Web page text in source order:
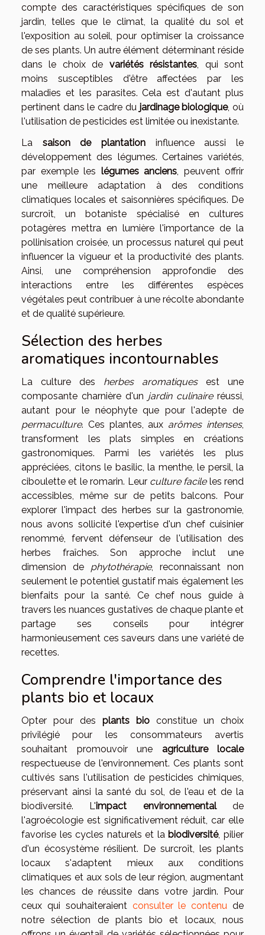
compte des caractéristiques spécifiques de son
jardin, telles que le climat, la qualité du sol et
l'exposition au soleil, pour optimiser la croissance
de ses plants. Un autre élément déterminant réside
dans le choix de variétés résistantes, qui sont
moins susceptibles d'être affectées par les
maladies et les parasites. Cela est d'autant plus
pertinent dans le cadre du jardinage biologique, où
l'utilisation de pesticides est limitée ou inexistante.
La saison de plantation influence aussi le
développement des légumes. Certaines variétés,
par exemple les légumes anciens, peuvent offrir
une meilleure adaptation à des conditions
climatiques locales et saisonnières spécifiques. De
surcroît, un botaniste spécialisé en cultures
potagères mettra en lumière l'importance de la
pollinisation croisée, un processus naturel qui peut
influencer la vigueur et la productivité des plants.
Ainsi, une compréhension approfondie des
interactions entre les différentes espèces
végétales peut contribuer à une récolte abondante
et de qualité supérieure.
Sélection des herbes
aromatiques incontournables
La culture des herbes aromatiquesest une
composante charnière d'un jardin culinaireréussi,
autant pour le néophyte que pour l'adepte de
permaculture. Ces plantes, aux arômes intenses,
transforment les plats simples en créations
gastronomiques. Parmi les variétés les plus
appréciées, citons le basilic, la menthe, le persil, la
ciboulette et le romarin. Leur culture facileles rend
accessibles, même sur de petits balcons. Pour
explorer l'impact des herbes sur la gastronomie,
nous avons sollicité l'expertise d'un chef cuisinier
renommé, fervent défenseur de l'utilisation des
herbes fraîches. Son approche inclut une
dimension de phytothérapie, reconnaissant non
seulement le potentiel gustatif mais également les
bienfaits pour la santé. Ce chef nous guide à
travers les nuances gustatives de chaque plante et
partage ses conseils pour intégrer
harmonieusement ces saveurs dans une variété de
recettes.
Comprendre l'importance des
plants bio et locaux
Opter pour des plants bio constitue un choix
privilégié pour les consommateurs avertis
souhaitant promouvoir une agriculture locale
respectueuse de l'environnement. Ces plants sont
cultivés sans l'utilisation de pesticides chimiques,
préservant ainsi la santé du sol, de l'eau et de la
biodiversité. L'impact environnementalde
l'agroécologie est significativement réduit, car elle
favorise les cycles naturels et la biodiversité, pilier
d'un écosystème résilient. De surcroît, les plants
locaux s'adaptent mieux aux conditions
climatiques et aux sols de leur région, augmentant
les chances de réussite dans votre jardin. Pour
ceux qui souhaiteraient consulter le contenu de
notre sélection de plants bio et locaux, nous